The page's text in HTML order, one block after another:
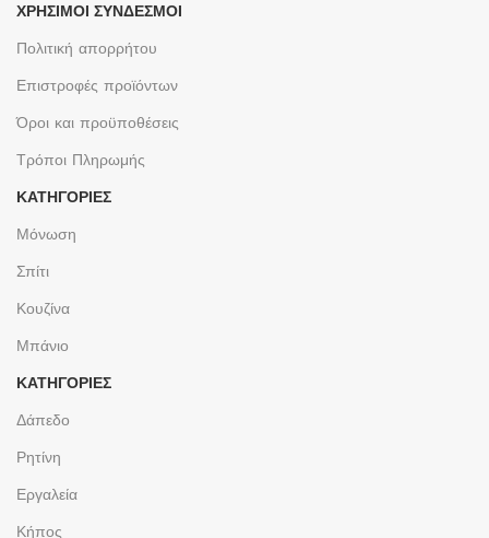
ΧΡΉΣΙΜΟΙ ΣΎΝΔΕΣΜΟΙ
Πολιτική απορρήτου
Επιστροφές προϊόντων
Όροι και προϋποθέσεις
Τρόποι Πληρωμής
ΚΑΤΗΓΟΡΙΕΣ
Μόνωση
Σπίτι
Κουζίνα
Μπάνιο
ΚΑΤΗΓΟΡΙΕΣ
Δάπεδο
Ρητίνη
Εργαλεία
Κήπος